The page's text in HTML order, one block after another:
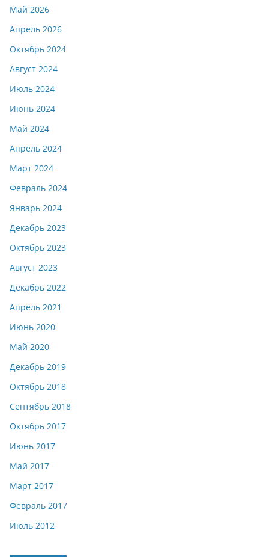
Май 2026
Апрель 2026
Октябрь 2024
Август 2024
Июль 2024
Июнь 2024
Май 2024
Апрель 2024
Март 2024
Февраль 2024
Январь 2024
Декабрь 2023
Октябрь 2023
Август 2023
Декабрь 2022
Апрель 2021
Июнь 2020
Май 2020
Декабрь 2019
Октябрь 2018
Сентябрь 2018
Октябрь 2017
Июнь 2017
Май 2017
Март 2017
Февраль 2017
Июль 2012